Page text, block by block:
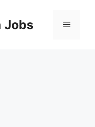
Jobs Menu